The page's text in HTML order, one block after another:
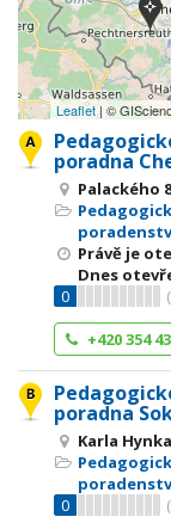
Leaflet| ©
poradna
Palackého
Právě je
Dnes
0
(
+420 354
poradna
Karla
0
(